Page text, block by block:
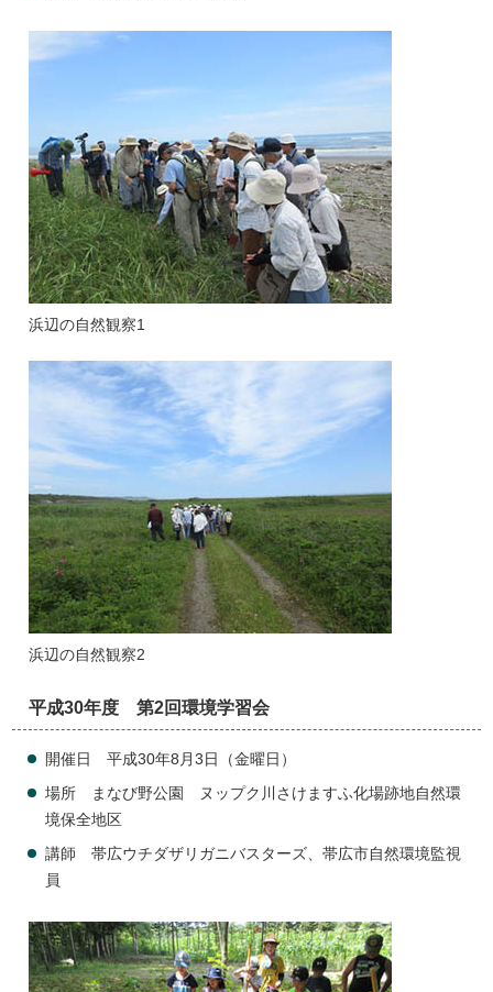
浜辺の自然観察1
浜辺の自然観察2
平成30年度 第2回環境学習会
開催日 平成30年8月3日（金曜日）
場所 まなび野公園 ヌップク川さけますふ化場跡地自然環
境保全地区
講師 帯広ウチダザリガニバスターズ、帯広市自然環境監視
員